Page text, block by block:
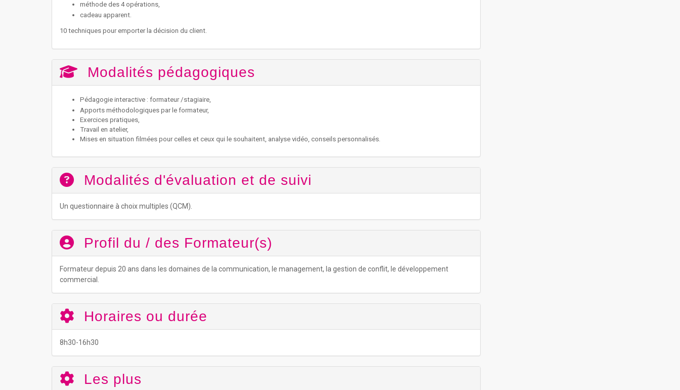
méthode des 4 opérations,
cadeau apparent.
10 techniques pour emporter la décision du client.
Modalités pédagogiques
Pédagogie interactive : formateur /stagiaire,
Apports méthodologiques par le formateur,
Exercices pratiques,
Travail en atelier,
Mises en situation filmées pour celles et ceux qui le souhaitent, analyse vidéo, conseils personnalisés.
Modalités d'évaluation et de suivi
Un questionnaire à choix multiples (QCM).
Profil du / des Formateur(s)
Formateur depuis 20 ans dans les domaines de la communication, le management, la gestion de conflit, le développement
commercial.
Horaires ou durée
8h30-16h30
Les plus